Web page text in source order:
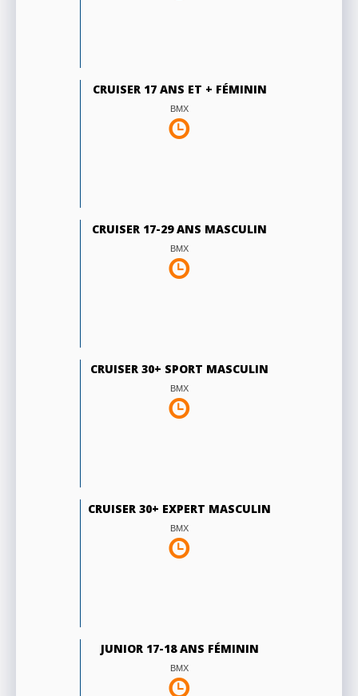
CRUISER 17 ANS ET + FÉMININ
BMX
CRUISER 17-29 ANS MASCULIN
BMX
CRUISER 30+ SPORT MASCULIN
BMX
CRUISER 30+ EXPERT MASCULIN
BMX
JUNIOR 17-18 ANS FÉMININ
BMX